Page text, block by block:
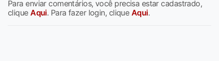
Para enviar comentários, você precisa estar cadastrado,
cliqueAqui. Para fazer login, clique Aqui.